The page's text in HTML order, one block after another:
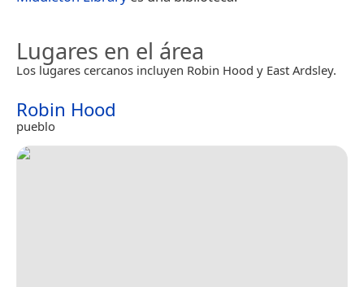
Lugares en el área
Los lugares cercanos incluyen Robin Hood y East Ardsley.
Robin Hood
pueblo